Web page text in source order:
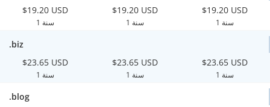
$19.20 USD
1 سنة
$19.20 USD
1 سنة
$19.20 USD
1 سنة
.biz
$23.65 USD
1 سنة
$23.65 USD
1 سنة
$23.65 USD
1 سنة
.blog